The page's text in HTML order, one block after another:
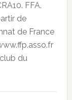
FFA.
de
de France
du